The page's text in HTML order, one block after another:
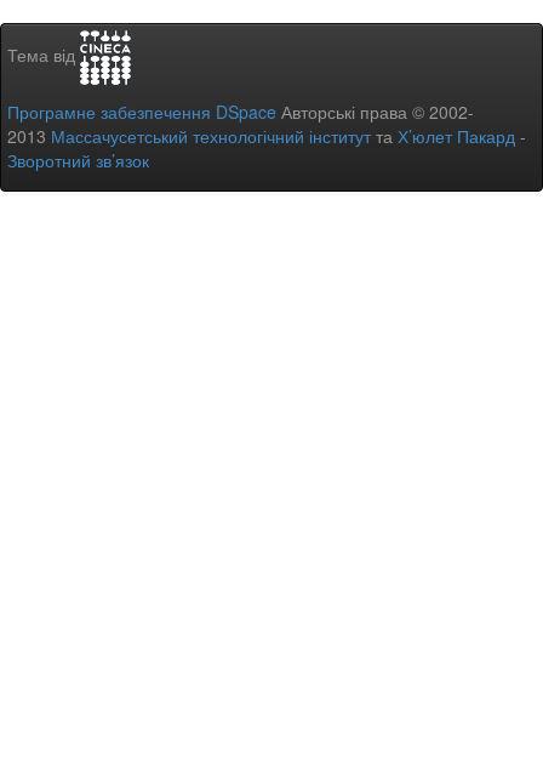
Тема від
Програмне забезпечення DSpace Авторські права © 2002-
2013 Массачусетський технологічний інститутта Х’юлет Пакард -
Зворотний зв’язок